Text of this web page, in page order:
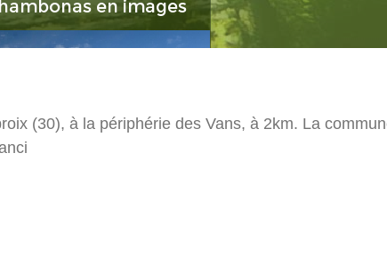
(30), à la périphérie des Vans, à 2km. La